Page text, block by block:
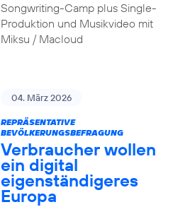
Songwriting-Camp plus Single-
Produktion und Musikvideo mit
Miksu / Macloud
04. März 2026
REPRÄSENTATIVE
BEVÖLKERUNGSBEFRAGUNG
Verbraucher wollen
ein digital
eigenständigeres
Europa